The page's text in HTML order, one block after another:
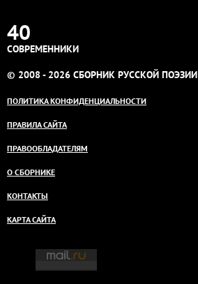
40
СОВРЕМЕННИКИ
© 2008 - 2026 СБОРНИК РУССКОЙ
ПОЛИТИКА КОНФИДЕНЦИАЛЬНОСТИ
ПРАВИЛА САЙТА
ПРАВООБЛАДАТЕЛЯМ
О СБОРНИКЕ
КОНТАКТЫ
КАРТА САЙТА